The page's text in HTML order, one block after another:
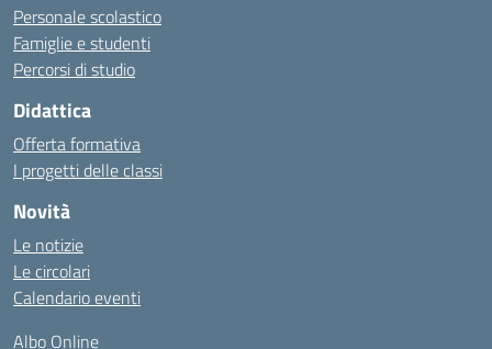
Personale scolastico
Famiglie e studenti
Percorsi di studio
Didattica
Offerta formativa
I progetti delle classi
Novità
Le notizie
Le circolari
Calendario eventi
Albo Online